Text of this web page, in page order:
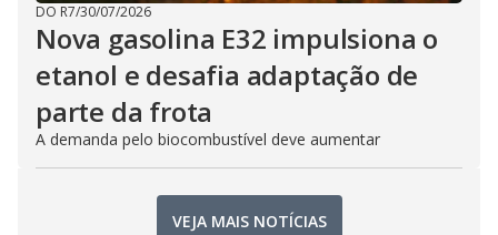
DO R7/30/07/2026
Nova gasolina E32 impulsiona o
etanol e desafia adaptação de
parte da frota
A demanda pelo biocombustível deve aumentar
VEJA MAIS NOTÍCIAS